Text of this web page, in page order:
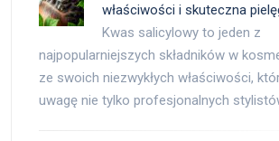
właściwości i skuteczna
Kwas salicylowy to jeden z
najpopularniejszych składników w
ze swoich niezwykłych właściwości,
uwagę nie tylko profesjonalnych